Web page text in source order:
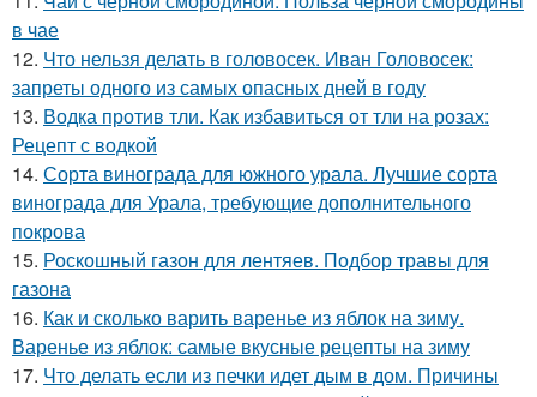
в чае
12. Что нельзя делать в головосек. Иван Головосек:
запреты одного из самых опасных дней в году
13. Водка против тли. Как избавиться от тли на розах:
Рецепт с водкой
14. Сорта винограда для южного урала. Лучшие сорта
винограда для Урала, требующие дополнительного
покрова
15. Роскошный газон для лентяев. Подбор травы для
газона
16. Как и сколько варить варенье из яблок на зиму.
Варенье из яблок: самые вкусные рецепты на зиму
17. Что делать если из печки идет дым в дом. Причины